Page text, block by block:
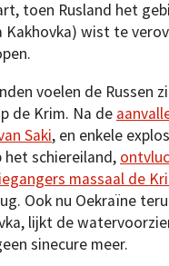
toen Rusland het
Kakhovka) wist te
voelen de Russen
de Krim. Na de
Saki, en enkele
het schiereiland,
massaal de
Ook nu Oekraïne
lijkt de
sinecure meer.